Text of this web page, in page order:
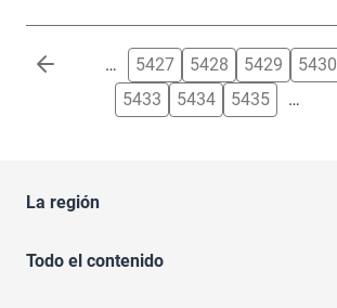
Paginación … 5427 5428 5429 5430
5433
5434 5435 …
La región
Todo el contenido